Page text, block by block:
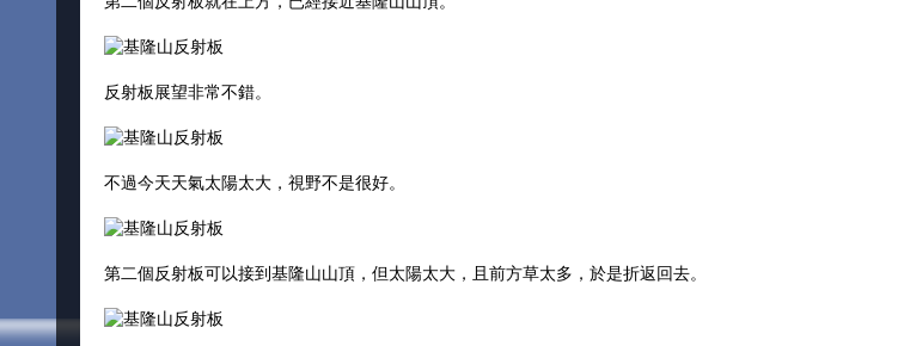
反射板展望非常不錯。
不過今天天氣太陽太大，視野不是很好。
第二個反射板可以接到基隆山山頂，但太陽太大，且前方草太多，於是折返回去。